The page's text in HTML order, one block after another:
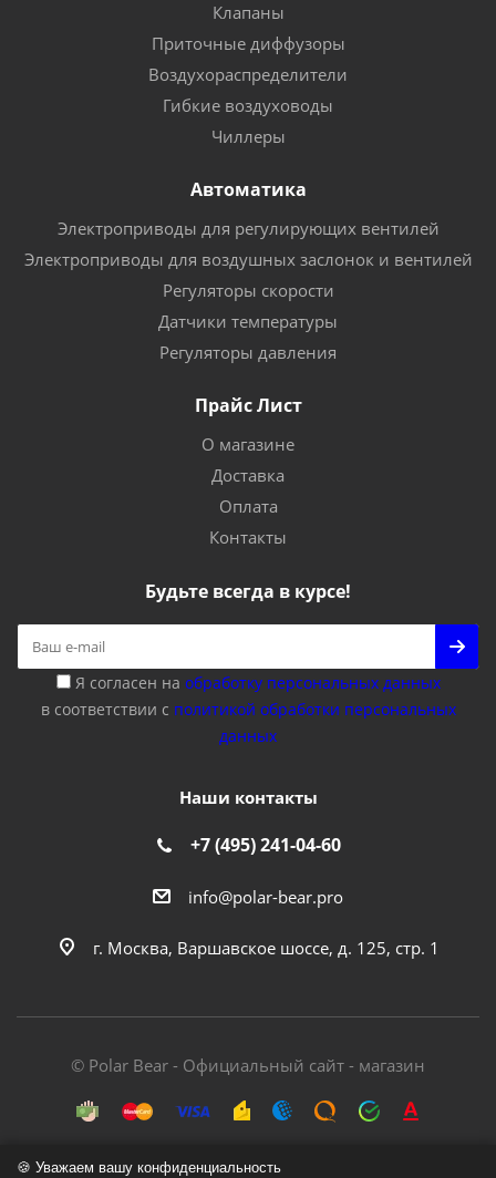
Клапаны
Приточные диффузоры
Воздухораспределители
Гибкие воздуховоды
Чиллеры
Автоматика
Электроприводы для регулирующих вентилей
Электроприводы для воздушных заслонок и вентилей
Регуляторы скорости
Датчики температуры
Регуляторы давления
Прайс Лист
О магазине
Доставка
Оплата
Контакты
Будьте всегда в курсе!
Я согласен на обработку персональных данных
в соответствии с политикой обработки персональных
данных
Наши контакты
+7 (495) 241-04-60
info@polar-bear.pro
г. Москва, Варшавское шоссе, д. 125, стр. 1
© Polar Bear - Официальный сайт - магазин
🍪 Уважаем вашу конфиденциальность